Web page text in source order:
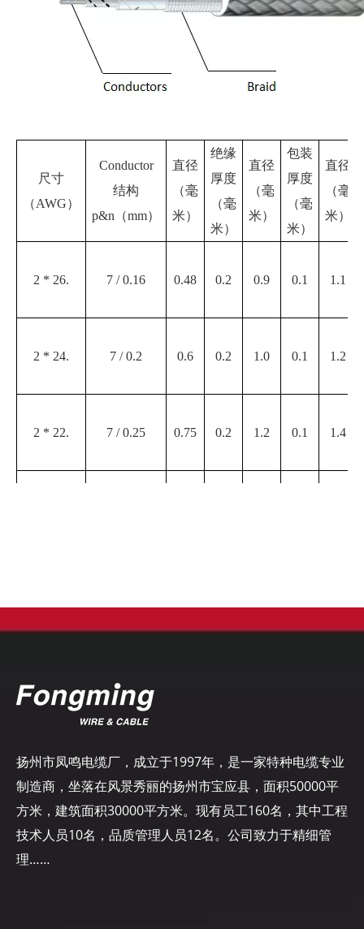
尺寸
（AWG）
Conductor
结构
p&n（mm）
直径
（毫
米）
绝缘
厚度
（毫
米）
直径
（毫
米）
包装
厚度
（毫
米）
直径
（毫
米）
2 * 26. 7 / 0.16 0.48 0.2 0.9 0.1 1.1
2 * 24. 7 / 0.2 0.6 0.2 1.0 0.1 1.2
2 * 22. 7 / 0.25 0.75 0.2 1.2 0.1 1.4
扬州市凤鸣电缆厂，成立于1997年，是一家特种电缆专业
制造商，坐落在风景秀丽的扬州市宝应县，面积50000平
方米，建筑面积30000平方米。现有员工160名，其中工程
技术人员10名，品质管理人员12名。公司致力于精细管
理……